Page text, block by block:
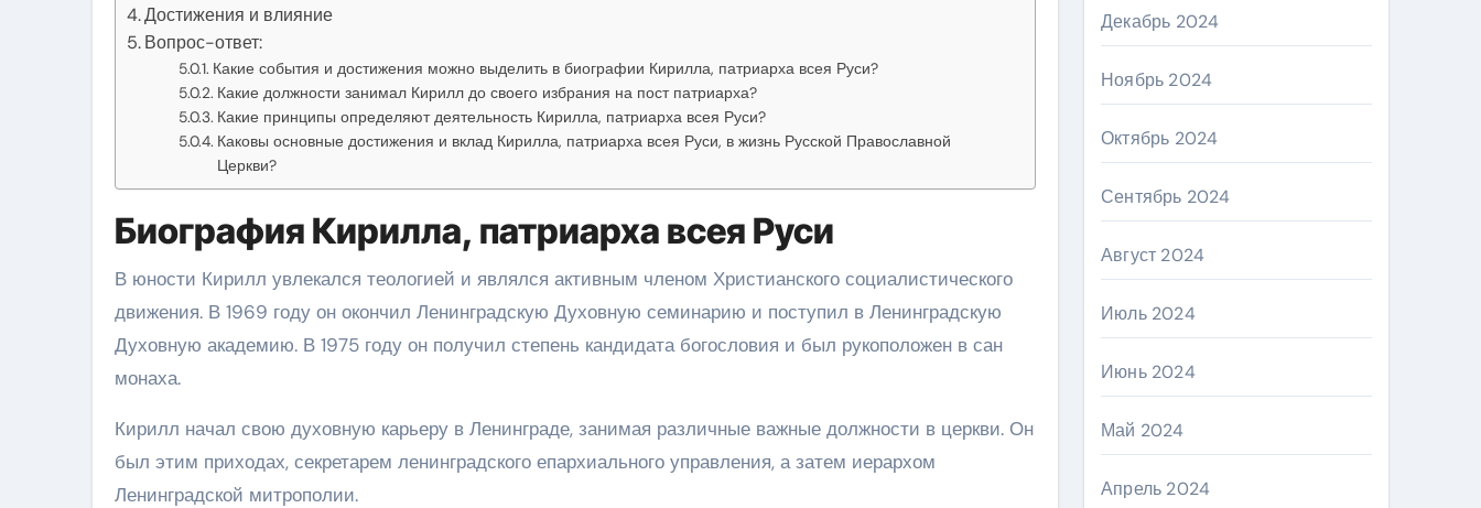
Достижения и влияние
Вопрос-ответ:
Какие события и достижения можно выделить в биографии Кирилла, патриарха всея Руси?
Какие должности занимал Кирилл до своего избрания на пост патриарха?
Какие принципы определяют деятельность Кирилла, патриарха всея Руси?
Каковы основные достижения и вклад Кирилла, патриарха всея Руси, в жизнь Русской Православной
Церкви?
Биография Кирилла, патриарха всея Руси
В юности Кирилл увлекался теологией и являлся активным членом Христианского социалистического
движения. В 1969 году он окончил Ленинградскую Духовную семинарию и поступил в Ленинградскую
Духовную академию. В 1975 году он получил степень кандидата богословия и был рукоположен в сан
монаха.
Кирилл начал свою духовную карьеру в Ленинграде, занимая различные важные должности в церкви. Он
был этим приходах, секретарем ленинградского епархиального управления, а затем иерархом
Ленинградской митрополии.
Декабрь 2024
Ноябрь 2024
Октябрь 2024
Сентябрь 2024
Август 2024
Июль 2024
Июнь 2024
Май 2024
Апрель 2024